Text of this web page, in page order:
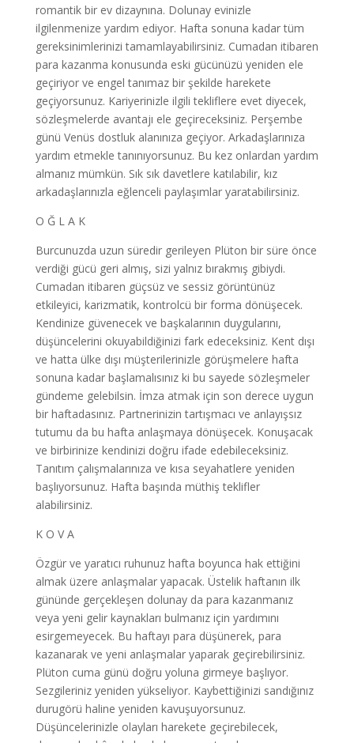
romantik bir ev dizaynına. Dolunay evinizle
ilgilenmenize yardım ediyor. Hafta sonuna kadar tüm
gereksinimlerinizi tamamlayabilirsiniz. Cumadan itibaren
para kazanma konusunda eski gücünüzü yeniden ele
geçiriyor ve engel tanımaz bir şekilde harekete
geçiyorsunuz. Kariyerinizle ilgili tekliflere evet diyecek,
sözleşmelerde avantajı ele geçireceksiniz. Perşembe
günü Venüs dostluk alanınıza geçiyor. Arkadaşlarınıza
yardım etmekle tanınıyorsunuz. Bu kez onlardan yardım
almanız mümkün. Sık sık davetlere katılabilir, kız
arkadaşlarınızla eğlenceli paylaşımlar yaratabilirsiniz.
O Ğ L A K
Burcunuzda uzun süredir gerileyen Plüton bir süre önce
verdiği gücü geri almış, sizi yalnız bırakmış gibiydi.
Cumadan itibaren güçsüz ve sessiz görüntünüz
etkileyici, karizmatik, kontrolcü bir forma dönüşecek.
Kendinize güvenecek ve başkalarının duygularını,
düşüncelerini okuyabildiğinizi fark edeceksiniz. Kent dışı
ve hatta ülke dışı müşterilerinizle görüşmelere hafta
sonuna kadar başlamalısınız ki bu sayede sözleşmeler
gündeme gelebilsin. İmza atmak için son derece uygun
bir haftadasınız. Partnerinizin tartışmacı ve anlayışsız
tutumu da bu hafta anlaşmaya dönüşecek. Konuşacak
ve birbirinize kendinizi doğru ifade edebileceksiniz.
Tanıtım çalışmalarınıza ve kısa seyahatlere yeniden
başlıyorsunuz. Hafta başında müthiş teklifler
alabilirsiniz.
K O V A
Özgür ve yaratıcı ruhunuz hafta boyunca hak ettiğini
almak üzere anlaşmalar yapacak. Üstelik haftanın ilk
gününde gerçekleşen dolunay da para kazanmanız
veya yeni gelir kaynakları bulmanız için yardımını
esirgemeyecek. Bu haftayı para düşünerek, para
kazanarak ve yeni anlaşmalar yaparak geçirebilirsiniz.
Plüton cuma günü doğru yoluna girmeye başlıyor.
Sezgileriniz yeniden yükseliyor. Kaybettiğinizi sandığınız
durugörü haline yeniden kavuşuyorsunuz.
Düşüncelerinizle olayları harekete geçirebilecek,